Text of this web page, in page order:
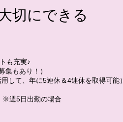
切にできる
も充実♪
集もあり！）
して、年に5連休＆4連休を取得可能）
※週5日出勤の場合